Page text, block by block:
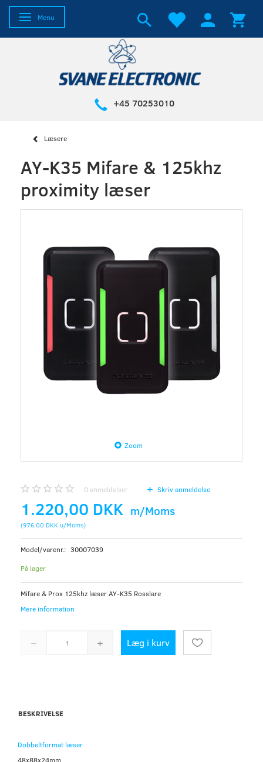
Skifte navigation
Menu
+45 70253010
Læsere
AY-K35 Mifare & 125khz
proximity læser
Zoom
0 anmeldelser Skriv anmeldelse
1.220,00 DKK m/Moms
(976,00 DKK u/Moms)
Model/varenr.: 30007039
På lager
Mifare & Prox 125khz læser AY-K35 Rosslare
Mere information
Læg i kurv
BESKRIVELSE
Dobbeltformat læser
48x88x24mm